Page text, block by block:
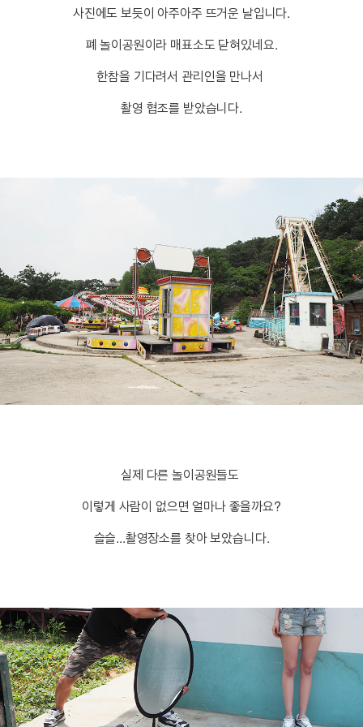
사진에도 보듯이 아주아주 뜨거운 날입니다.
폐 놀이공원이라 매표소도 닫혀있네요.
한참을 기다려서 관리인을 만나서
촬영 협조를 받았습니다.
실제 다른 놀이공원들도
이렇게 사람이 없으면 얼마나 좋을까요?
슬슬...촬영장소를 찾아 보았습니다.